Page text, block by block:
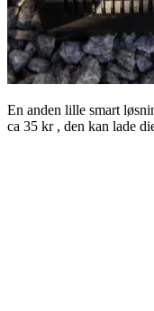
En anden lille smart
ca 35 kr , den kan lade